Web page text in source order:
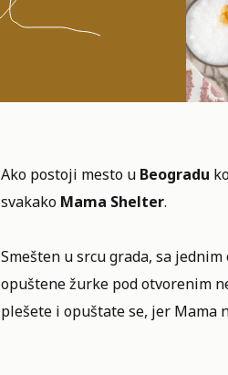
Ako postoji mesto u Beogradu
svakako Mama Shelter.
Smešten u srcu grada, sa
opuštene žurke pod otvorenim
plešete i opuštate se, jer Mama